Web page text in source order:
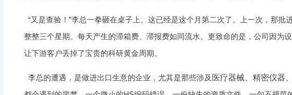
“又是查验！”李总一拳砸在桌子上。这已经是这个月第二次了。上一次，那
整整三个星期。每天产生的滞箱费、滞报费如同流水。更致命的是，公司因为
让下游客户丢掉了宝贵的科研黄金周期。
李总的遭遇，是做进出口生意的企业，尤其是那些涉及 医疗器械、精密仪器